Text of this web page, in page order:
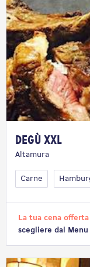
Degù XXL
Altamura
Carne
La tua cena offerta
scegliere dal Menu